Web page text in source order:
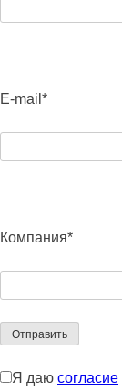
E-mail*
Компания*
Я даю согласие